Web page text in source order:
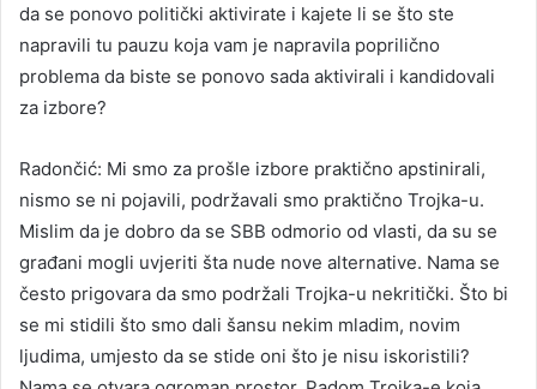
da se ponovo politički aktivirate i kajete li se što ste
napravili tu pauzu koja vam je napravila poprilično
problema da biste se ponovo sada aktivirali i kandidovali
za izbore?
Radončić: Mi smo za prošle izbore praktično apstinirali,
nismo se ni pojavili, podržavali smo praktično Trojka-u.
Mislim da je dobro da se SBB odmorio od vlasti, da su se
građani mogli uvjeriti šta nude nove alternative. Nama se
često prigovara da smo podržali Trojka-u nekritički. Što bi
se mi stidili što smo dali šansu nekim mladim, novim
ljudima, umjesto da se stide oni što je nisu iskoristili?